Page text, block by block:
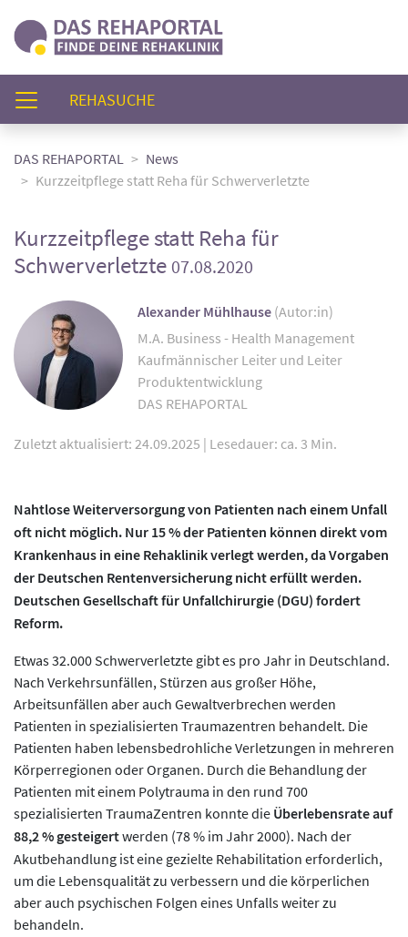
REHASUCHE(AKTUELL)
DAS REHAPORTAL
News
Kurzzeitpflege statt Reha für Schwerverletzte
Kurzzeitpflege statt Reha für
Schwerverletzte 07.08.2020
Alexander Mühlhause (Autor:in)
M.A. Business - Health Management
Kaufmännischer Leiter und Leiter
Produktentwicklung
DAS REHAPORTAL
Zuletzt aktualisiert: 24.09.2025 | Lesedauer: ca. 3 Min.
Nahtlose Weiterversorgung von Patienten nach einem Unfall
oft nicht möglich. Nur 15 % der Patienten können direkt vom
Krankenhaus in eine Rehaklinik verlegt werden, da Vorgaben
der Deutschen Rentenversicherung nicht erfüllt werden.
Deutschen Gesellschaft für Unfallchirurgie (DGU) fordert
Reform.
Etwas 32.000 Schwerverletzte gibt es pro Jahr in Deutschland.
Nach Verkehrsunfällen, Stürzen aus großer Höhe,
Arbeitsunfällen aber auch Gewaltverbrechen werden
Patienten in spezialisierten Traumazentren behandelt. Die
Patienten haben lebensbedrohliche Verletzungen in mehreren
Körperregionen oder Organen. Durch die Behandlung der
Patienten mit einem Polytrauma in den rund 700
spezialisierten TraumaZentren konnte die Überlebensrate auf
88,2 % gesteigertwerden (78 % im Jahr 2000). Nach der
Akutbehandlung ist eine gezielte Rehabilitation erforderlich,
um die Lebensqualität zu verbessern und die körperlichen
aber auch psychischen Folgen eines Unfalls weiter zu
behandeln.